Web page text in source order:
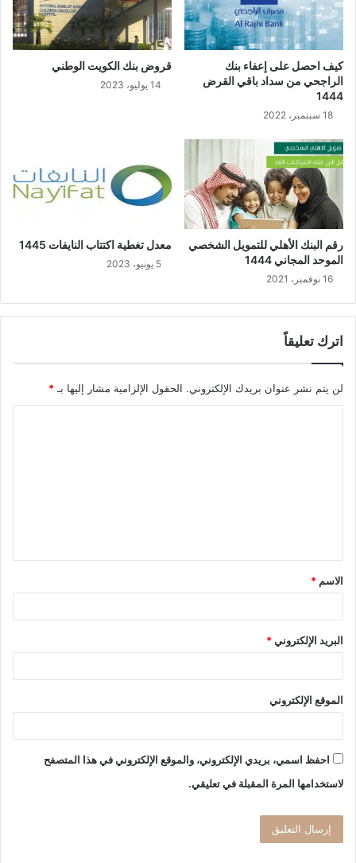
كيف احصل على إعفاء بنك
الراجحي من سداد باقي القرض
1444
18 سبتمبر، 2022
قروض بنك الكويت الوطني
14 يوليو، 2023
رقم البنك الأهلي للتمويل الشخصي
الموحد المجاني 1444
16 نوفمبر، 2021
معدل تغطية اكتتاب النايفات 1445
5 يونيو، 2023
اترك تعليقاً
لن يتم نشر عنوان بريدك الإلكتروني. الحقول الإلزامية مشار إليها بـ*
ق
*
الاسم *
البريد الإلكتروني*
الموقع الإلكتروني
احفظ اسمي، بريدي الإلكتروني، والموقع الإلكتروني في هذا المتصفح
لاستخدامها المرة المقبلة في تعليقي.